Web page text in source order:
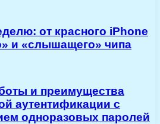
от красного iPhone
и «слышащего» чипа
и преимущества
аутентификации с
одноразовых паролей